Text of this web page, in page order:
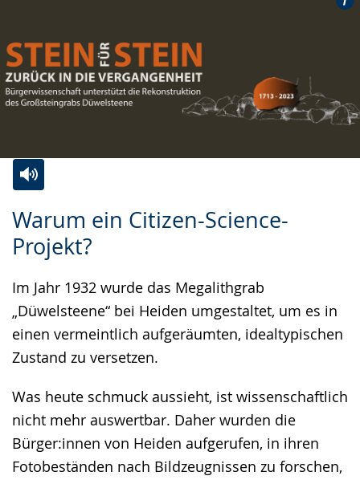
Warum ein Citizen-Science-
Projekt?
Im Jahr 1932 wurde das Megalithgrab
„Düwelsteene“ bei Heiden umgestaltet, um es in
einen vermeintlich aufgeräumten, idealtypischen
Zustand zu versetzen.
Was heute schmuck aussieht, ist wissenschaftlich
nicht mehr auswertbar. Daher wurden die
Bürger:innen von Heiden aufgerufen, in ihren
Fotobeständen nach Bildzeugnissen zu forschen,
Leichten
Sprache
Audio-
Unterstützung.
Video
in
Gebärdensprache
wird
angezeigt.